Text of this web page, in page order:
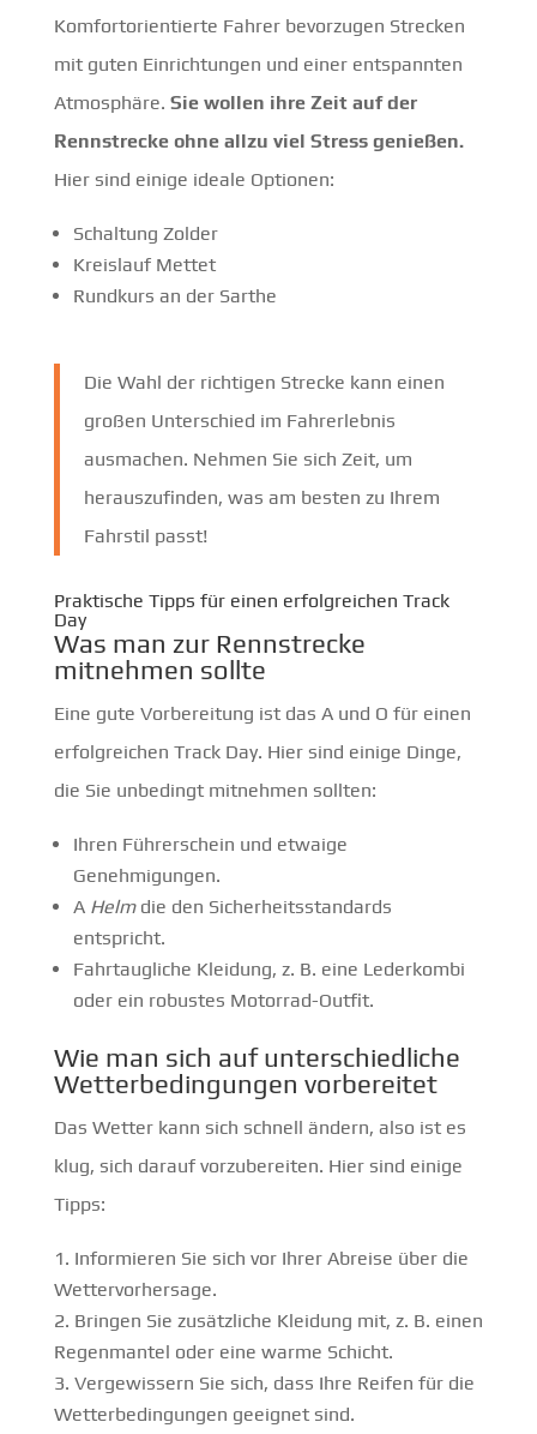
Komfortorientierte Fahrer bevorzugen Strecken
mit guten Einrichtungen und einer entspannten
Atmosphäre. Sie wollen ihre Zeit auf der
Rennstrecke ohne allzu viel Stress genießen.
Hier sind einige ideale Optionen:
Schaltung Zolder
Kreislauf Mettet
Rundkurs an der Sarthe
Die Wahl der richtigen Strecke kann einen
großen Unterschied im Fahrerlebnis
ausmachen. Nehmen Sie sich Zeit, um
herauszufinden, was am besten zu Ihrem
Fahrstil passt!
Praktische Tipps für einen erfolgreichen Track
Day
Was man zur Rennstrecke
mitnehmen sollte
Eine gute Vorbereitung ist das A und O für einen
erfolgreichen Track Day. Hier sind einige Dinge,
die Sie unbedingt mitnehmen sollten:
Ihren Führerschein und etwaige
Genehmigungen.
A Helmdie den Sicherheitsstandards
entspricht.
Fahrtaugliche Kleidung, z. B. eine Lederkombi
oder ein robustes Motorrad-Outfit.
Wie man sich auf unterschiedliche
Wetterbedingungen vorbereitet
Das Wetter kann sich schnell ändern, also ist es
klug, sich darauf vorzubereiten. Hier sind einige
Tipps:
Informieren Sie sich vor Ihrer Abreise über die
Wettervorhersage.
Bringen Sie zusätzliche Kleidung mit, z. B. einen
Regenmantel oder eine warme Schicht.
Vergewissern Sie sich, dass Ihre Reifen für die
Wetterbedingungen geeignet sind.